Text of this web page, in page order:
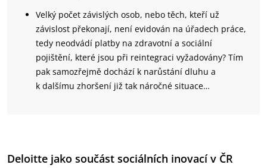
Velký počet závislých osob, nebo těch, kteří už
závislost překonají, není evidován na úřadech práce,
tedy neodvádí platby na zdravotní a sociální
pojištění, které jsou při reintegraci vyžadovány? Tím
pak samozřejmě dochází k narůstání dluhu a
k dalšímu zhoršení již tak náročné situace…
Deloitte jako součást sociálních inovací v ČR